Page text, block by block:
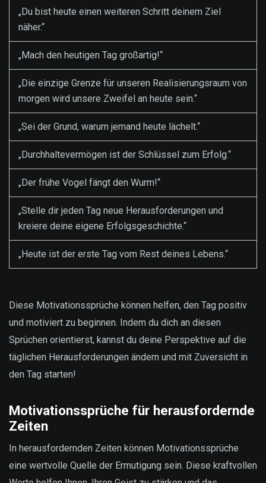
„Du bist heute einen weiteren Schritt deinem Ziel
näher.“
„Mach den heutigen Tag großartig!“
„Die einzige Grenze für unseren Realisierungsraum von
morgen wird unsere Zweifel an heute sein.“
„Sei der Grund, warum jemand heute lächelt.“
„Durchhaltevermögen ist der Schlüssel zum Erfolg.“
„Der frühe Vogel fängt den Wurm!“
„Stelle dir jeden Tag neue Herausforderungen und
kreiere deine eigene Erfolgsgeschichte.“
„Heute ist der erste Tag vom Rest deines Lebens.“
Diese Motivationssprüche können helfen, den Tag positiv
und motiviert zu beginnen. Indem du dich an diesen
Sprüchen orientierst, kannst du deine Perspektive auf die
täglichen Herausforderungen ändern und mit Zuversicht in
den Tag starten!
Motivationssprüche für herausfordernde
Zeiten
In herausfordernden Zeiten können Motivationssprüche
eine wertvolle Quelle der Ermutigung sein. Diese kraftvollen